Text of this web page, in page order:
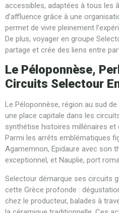
accessibles, adaptées à tous les
d’affluence grâce à une
permet de vivre pleinement
De plus, voyager en groupe
partage et crée des liens entre
Le Péloponnèse,
Circuits Selectour
Le Péloponnèse, région au sud
une place capitale dans les
synthétise histoires millénaires
Parmi les arrêts emblématiques
Agamemnon, Epidaure avec son
exceptionnel, et Nauplie, port
Selectour démarque ses circuits
cette Grèce profonde :
chez le producteur, balades à